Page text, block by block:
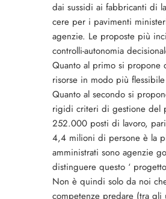
dai sussidi ai fabbricanti di
cere per i pavimenti
agenzie. Le proposte più
controlli-autonomia
Quanto al primo si
risorse in modo più
Quanto al secondo si
rigidi criteri di gestione del
252.000 posti di lavoro,
4,4 milioni di persone è la
amministrati sono agenzie
distinguere questo ‘
Non è quindi solo da noi
competenze predare (tra